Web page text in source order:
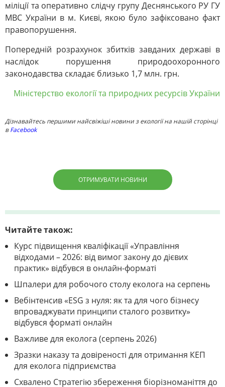
міліції та оперативно слідчу групу Деснянського РУ ГУ
МВС України в м. Києві, якою було зафіксовано факт
правопорушення.
Попередній розрахунок збитків завданих державі в
наслідок порушення природоохоронного
законодавства складає близько 1,7 млн. грн.
Міністерство екології та природних ресурсів України
Дізнавайтесь першими найсвіжіші новини з екології на нашій сторінці
вFacebook
ОТРИМУВАТИ НОВИНИ
Читайте також:
Курс підвищення кваліфікації «Управління
відходами – 2026: від вимог закону до дієвих
практик» відбувся в онлайн-форматі
Шпалери для робочого столу еколога на серпень
Вебінтенсив «ESG з нуля: як та для чого бізнесу
впроваджувати принципи сталого розвитку»
відбувся форматі онлайн
Важливе для еколога (серпень 2026)
Зразки наказу та довіреності для отримання КЕП
для еколога підприємства
Схвалено Стратегію збереження біорізноманіття до